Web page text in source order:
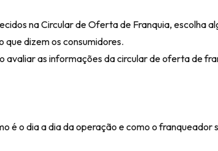
na Circular de Oferta de Franquia, escolha
dizem os consumidores.
avaliar as informações da circular de oferta de
é o dia a dia da operação e como o franqueador